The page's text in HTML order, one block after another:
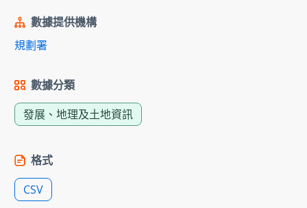
數據提供機構
規劃署
數據分類
發展、地理及土地資訊
格式
CSV